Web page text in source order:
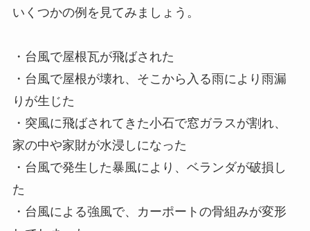
いくつかの例を見てみましょう。
・台風で屋根瓦が飛ばされた
・台風で屋根が壊れ、そこから入る雨により雨漏
りが生じた
・突風に飛ばされてきた小石で窓ガラスが割れ、
家の中や家財が水浸しになった
・台風で発生した暴風により、ベランダが破損し
た
・台風による強風で、カーポートの骨組みが変形